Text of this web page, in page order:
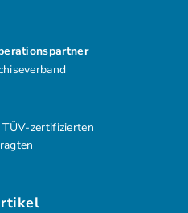
zertifizierten